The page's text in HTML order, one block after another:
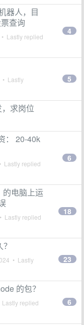
器人，目
查询
• Lastly replied
4
• Lastly
5
求岗位
： 20-40k
• Lastly replied
6
的电脑上运
• Lastly replied
18
• Lastly
23
的包？
Lastly replied
6